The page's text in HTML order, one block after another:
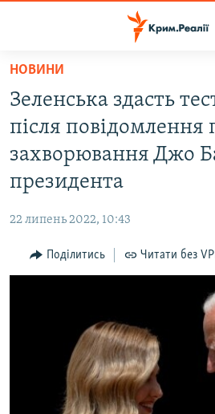
Перейти
основного
матеріалу
до
основної
Перейти
пошукуІНТЕРВ'Ю
ДЕПОРТАЦІЯ
ВІДЕОУРОКИ «ELIFBE»
СВІДЧЕННЯ ОКУПАЦІЇ
ЯК ОБІЙТИ БЛОКУВАННЯ
Русский
НОВИНИ
Зеленська здасть
після повідомлення
захворювання Джо
президента
22 липень 2022, 10:43
Поділитись Читати без